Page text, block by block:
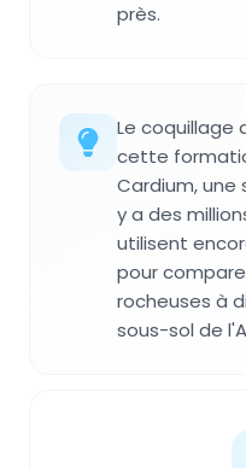
près.
Le coquillage
cette
Cardium, une
y a des
utilisent
pour
rocheuses à
sous-sol de